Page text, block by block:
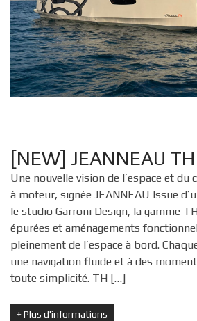
[NEW] JEANNEAU
Une nouvelle vision de l’espace et du
à moteur, signée JEANNEAU Issue
le studio Garroni Design, la gamme
épurées et aménagements
pleinement de l’espace à bord.
une navigation fluide et à des
toute simplicité. TH […]
+Plus d'informations